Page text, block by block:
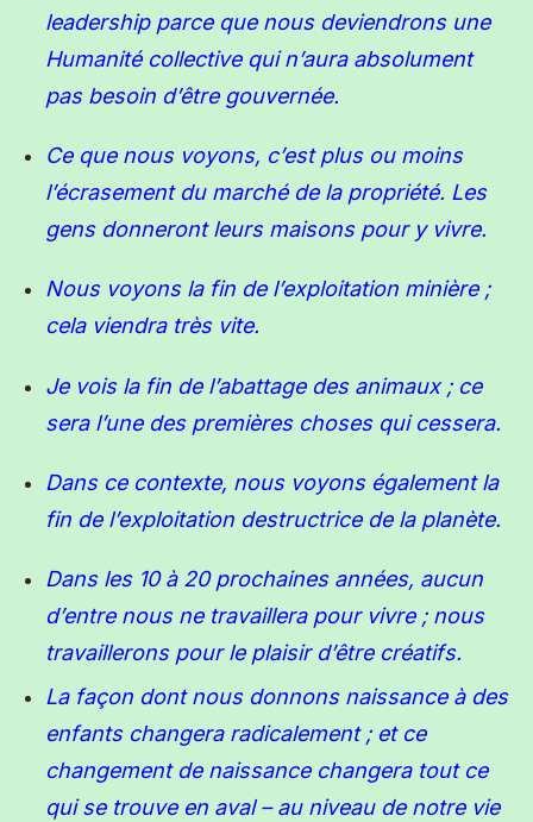
leadership parce que nous deviendrons une
Humanité collective qui n’aura absolument
pas besoin d’être gouvernée.
Ce que nous voyons, c’est plus ou moins
l’écrasement du marché de la propriété. Les
gens donneront leurs maisons pour y vivre.
Nous voyons la fin de l’exploitation minière ;
cela viendra très vite.
Je vois la fin de l’abattage des animaux ; ce
sera l’une des premières choses qui cessera.
Dans ce contexte, nous voyons également la
fin de l’exploitation destructrice de la planète.
Dans les 10 à 20 prochaines années, aucun
d’entre nous ne travaillera pour vivre ; nous
travaillerons pourle plaisir d’être créatifs.
La façon dont nous donnons naissance à des
enfants changera radicalement ; et ce
changement de naissance changera tout ce
qui se trouve en aval –au niveau de notre vie